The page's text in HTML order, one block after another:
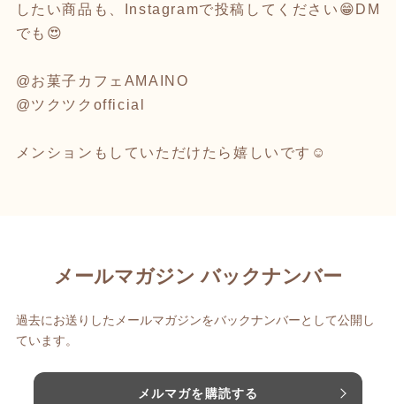
したい商品も、Instagramで投稿してください😁DM
でも😍
@お菓子カフェAMAINO
@ツクツクofficial
メンションもしていただけたら嬉しいです☺️
メールマガジン バックナンバー
過去にお送りしたメールマガジンをバックナンバーとして公開し
ています。
メルマガを購読する